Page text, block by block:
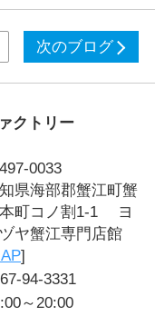
次のブログ
クトリー
0033
県海部郡蟹江町蟹
町コノ割1-1 ヨ
ヤ蟹江専門店館
]
94-3331
～20:00